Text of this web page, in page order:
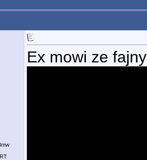
Ex mowi ze